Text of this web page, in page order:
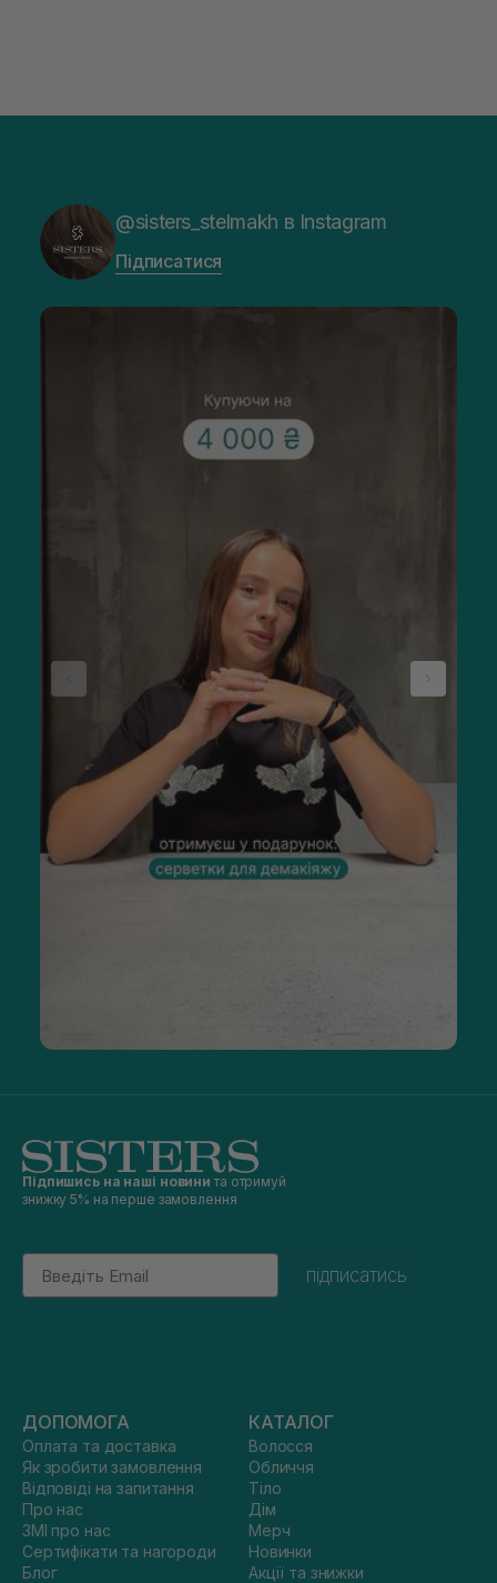
@sisters_stelmakh в Instagram
Підписатися
Підпишись на наші новини та отримуй
знижку 5% на перше замовлення
Email
підписатись
ДОПОМОГА
Оплата та доставка
Як зробити замовлення
Відповіді на запитання
Про нас
ЗМІ про нас
Сертифікати та нагороди
Блог
КАТАЛОГ
Волосся
Обличчя
Тіло
Дім
Мерч
Новинки
Акції та знижки